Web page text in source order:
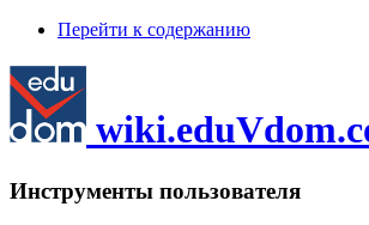
Перейти к содержанию
Инструменты пользователя